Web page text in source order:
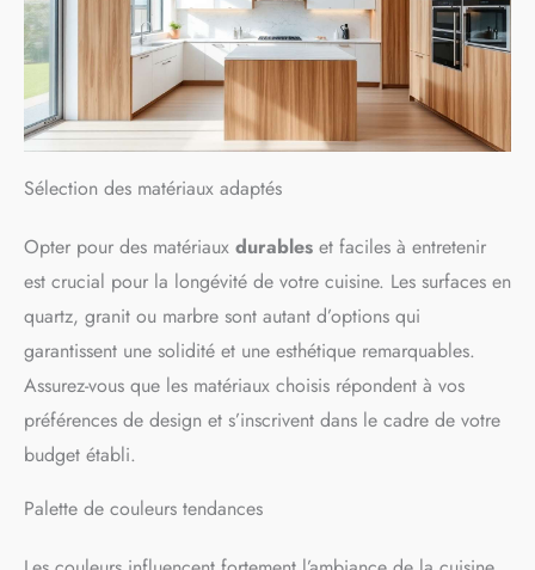
Sélection des matériaux adaptés
Opter pour des matériaux durables et faciles à entretenir
est crucial pour la longévité de votre cuisine. Les surfaces en
quartz, granit ou marbre sont autant d’options qui
garantissent une solidité et une esthétique remarquables.
Assurez-vous que les matériaux choisis répondent à vos
préférences de design et s’inscrivent dans le cadre de votre
budget établi.
Palette de couleurs tendances